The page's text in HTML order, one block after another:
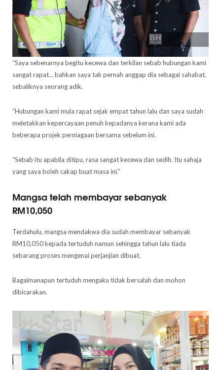
“Saya sebenarnya begitu kecewa dan terkilan sebab hubungan kami
sangat rapat… bahkan saya tak pernah anggap dia sebagai sahabat,
sebaliknya seorang adik.
“Hubungan kami mula rapat sejak empat tahun lalu dan saya sudah
meletakkan kepercayaan penuh kepadanya kerana kami ada
beberapa projek perniagaan bersama sebelum ini.
“Sebab itu apabila ditipu, rasa sangat kecewa dan sedih. Itu sahaja
yang saya boleh cakap buat masa ini.”
Mangsa telah membayar sebanyak
RM10,050
Terdahulu, mangsa mendakwa dia sudah membayar sebanyak
RM10,050 kepada tertuduh namun sehingga tahun lalu tiada
sebarang proses mengenai perjanjian dibuat.
Bagaimanapun tertuduh mengaku tidak bersalah dan mohon
dibicarakan.